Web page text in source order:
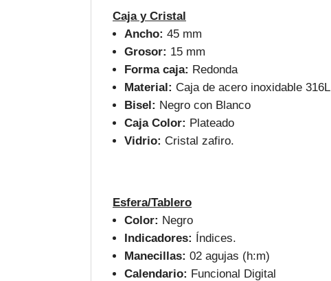
Caja y Cristal
Ancho: 45 mm
Grosor: 15 mm
Forma caja: Redonda
Material: Caja de acero inoxidable 316L
Bisel: Negro con Blanco
Caja Color: Plateado
Vidrio: Cristal zafiro.
Esfera/Tablero
Color: Negro
Indicadores: Índices.
Manecillas: 02 agujas (h:m)
Calendario: Funcional Digital